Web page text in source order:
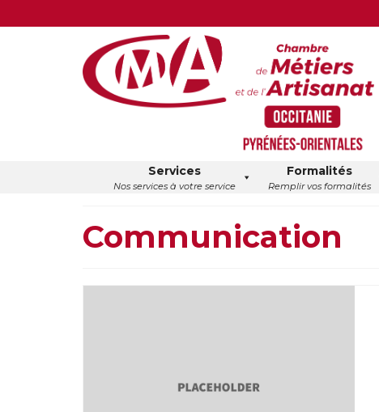
Services
Nos services à votre service
Formalités
Remplir vos formalités
Communication